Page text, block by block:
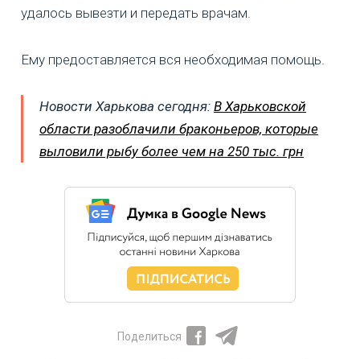
удалось вывезти и передать врачам.
Ему предоставляется вся необходимая помощь.
Новости Харькова сегодня: В Харьковской
области разоблачили браконьеров, которые
выловили рыбу более чем на 250 тыс. грн
Поделиться